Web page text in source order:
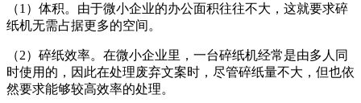
（1）体积。由于微小企业的办公面积往往不大，这就要求碎
纸机无需占据更多的空间。
（2）碎纸效率。在微小企业里，一台碎纸机经常是由多人同
时使用的，因此在处理废弃文案时，尽管碎纸量不大，但也依
然要求能够较高效率的处理。